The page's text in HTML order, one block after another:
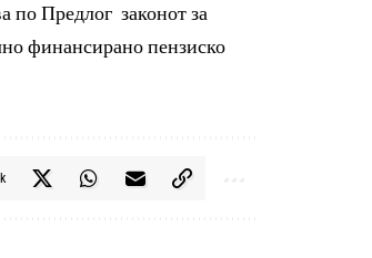
по Предлог законот за
финансирано пензиско